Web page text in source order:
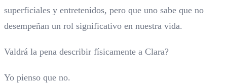
superficiales y entretenidos, pero que uno sabe que no
desempeñan un rol significativo en nuestra vida.
Valdrá la pena describir físicamente a Clara?
Yo pienso que no.